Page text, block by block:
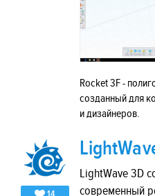
Rocket 3F -
созданный для
и дизайнеров.
LightWave 3D
современный